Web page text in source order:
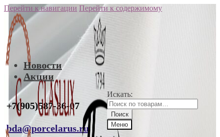
Перейти к навигации Перейти к содержимому
Новости
Акции
+7(905)587-36-07
bda@porcelarus.ru
Искать:
Поиск
Меню